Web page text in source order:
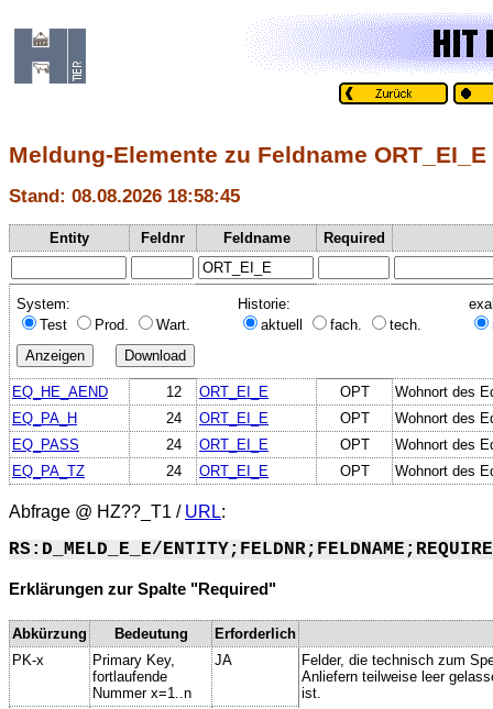
Meldung-Elemente zu Feldname ORT_EI_E
Stand: 08.08.2026 18:58:45
Entity Feldnr Feldname Required
System:
Test
Prod. Wart.
Historie:
aktuell
fach. tech.
EQ_HE_AEND 12 ORT_EI_E OPT
Wohnort des
EQ_PA_H
24 ORT_EI_E OPT
Wohnort des
EQ_PASS
24 ORT_EI_E OPT
Wohnort des
EQ_PA_TZ
24 ORT_EI_E OPT Wohnort des
Abfrage @ HZ??_T1 / URL:
RS:D_MELD_E_E/
Erklärungen zur Spalte "Required"
Abkürzung Bedeutung
Erforderlich
PK-x
Primary Key,
fortlaufende
Nummer x=1..n
JA
Felder, die technisch zum
Anliefern teilweise leer
ist.